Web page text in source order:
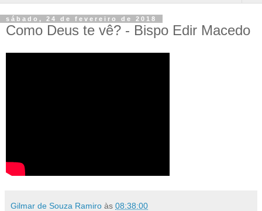
sábado, 24 de fevereiro de 2018
Como Deus te vê? - Bispo Edir Macedo
Gilmar de Souza Ramiro às 08:38:00